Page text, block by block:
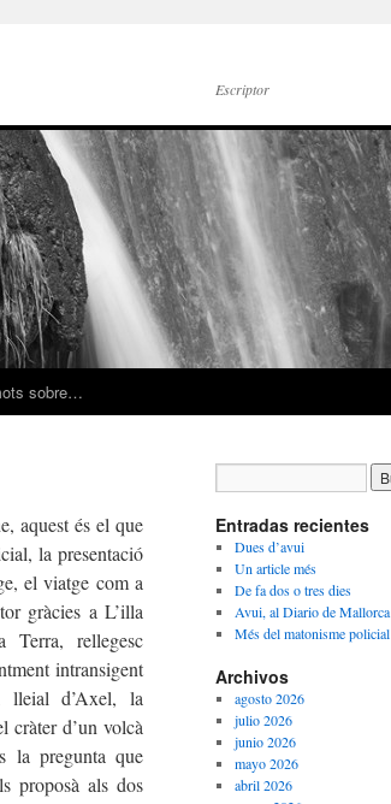
Escriptor
sobre…
aquest és el que
la presentació
el viatge com a
gràcies a L’illa
rellegesc
intransigent
lleial d’Axel, la
cràter d’un volcà
la pregunta que
proposà als dos
Entradas recientes
Dues d’avui
Un article més
De fa dos o tres dies
Avui, al Diario de Mallorca
Més del matonisme policial
Archivos
agosto 2026
julio 2026
junio 2026
mayo 2026
abril 2026